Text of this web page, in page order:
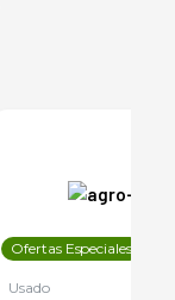
Ofertas Especiales
Usado